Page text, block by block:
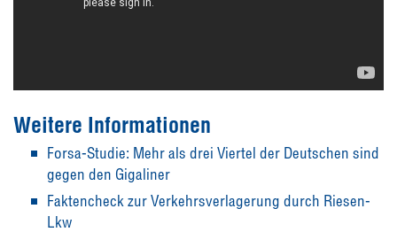
Weitere Informationen
Forsa-Studie: Mehr als drei Viertel der Deutschen sind
gegen den Gigaliner
Faktencheck zur Verkehrsverlagerung durch Riesen-
Lkw